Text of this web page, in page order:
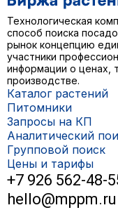
Технологическая
способ поиска
рынок концепцию
участники
информации о ценах,
производстве.
Каталог растений
Питомники
Запросы на КП
Аналитический
Групповой поиск
Цены и тарифы
+7 926 562-48-
hello@mppm.ru